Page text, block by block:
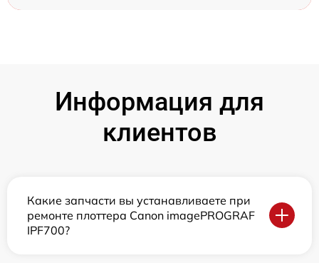
Информация для
клиентов
Какие запчасти вы устанавливаете при
ремонте плоттера Canon imagePROGRAF
IPF700?